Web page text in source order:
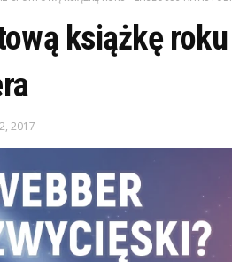
książkę
2017